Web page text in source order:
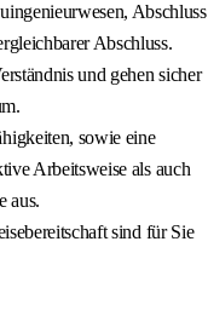
Abschluss
Abschluss.
und gehen sicher
sowie eine
Arbeitsweise als auch
aus.
sind für Sie